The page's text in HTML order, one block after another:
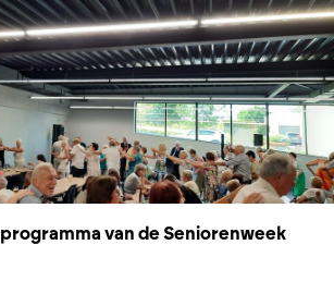
aan een leefbare
en buurt.
van de Seniorenweek